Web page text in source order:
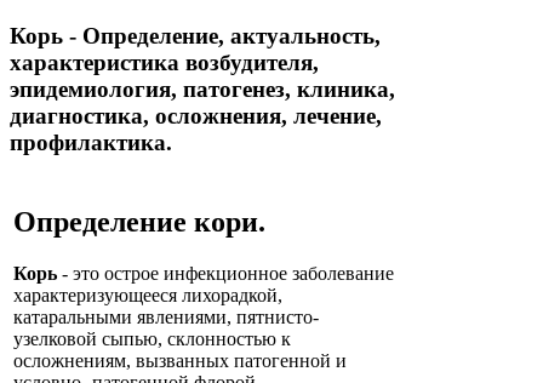
Корь - Определение, актуальность,
характеристика возбудителя,
эпидемиология, патогенез, клиника,
диагностика, осложнения, лечение,
профилактика.
Определение кори.
Корь - это острое инфекционное заболевание
характеризующееся лихорадкой,
катаральными явлениями, пятнисто-
узелковой сыпью, склонностью к
осложнениям, вызванных патогенной и